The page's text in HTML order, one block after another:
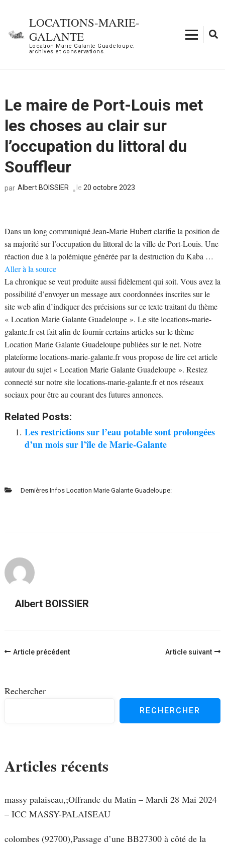
contenu
LOCATIONS-MARIE-
GALANTE
Location Marie Galante Guadeloupe;
archives et conservations.
Le maire de Port-Louis met
les choses au clair sur
l’occupation du littoral du
Souffleur
par Albert BOISSIER le 20 octobre 2023
Dans un long communiqué Jean-Marie Hubert clarifie la position de
sa majorité sur l’occupation du littoral de la ville de Port-Louis. Une
réaction due à la polémique générée par la destruction du Kaba …
Aller à la source
La chronique se veut produite aussi fidèlement qui soit. Vous avez la
possibilité d’envoyer un message aux coordonnées inscrites sur le
site web afin d’indiquer des précisions sur ce texte traitant du thème
« Location Marie Galante Guadeloupe ». Le site locations-marie-
galante.fr est fait afin de fournir certains articles sur le thème
Location Marie Galante Guadeloupe publiées sur le net. Notre
plateforme locations-marie-galante.fr vous propose de lire cet article
autour du sujet « Location Marie Galante Guadeloupe ». Restez
connecté sur notre site locations-marie-galante.fr et nos réseaux
sociaux pour être au courant des futures annonces.
Related Posts:
Les restrictions sur l’eau potable sont prolongées
d’un mois sur l’île de Marie-Galante
Dernières Infos Location Marie Galante Guadeloupe:
Albert BOISSIER
Navigation
Article précédent Article suivant
Rechercher
RECHERCHER
Articles récents
massy palaiseau,;Offrande du Matin – Mardi 28 Mai 2024
– ICC MASSY-PALAISEAU
colombes (92700),Passage d’une BB27300 à côté de la